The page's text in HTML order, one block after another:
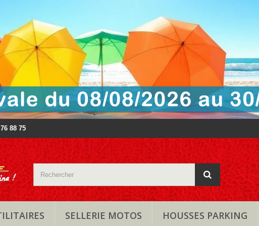
88 75
SELLERIE MOTOS HOUSSES PARKING